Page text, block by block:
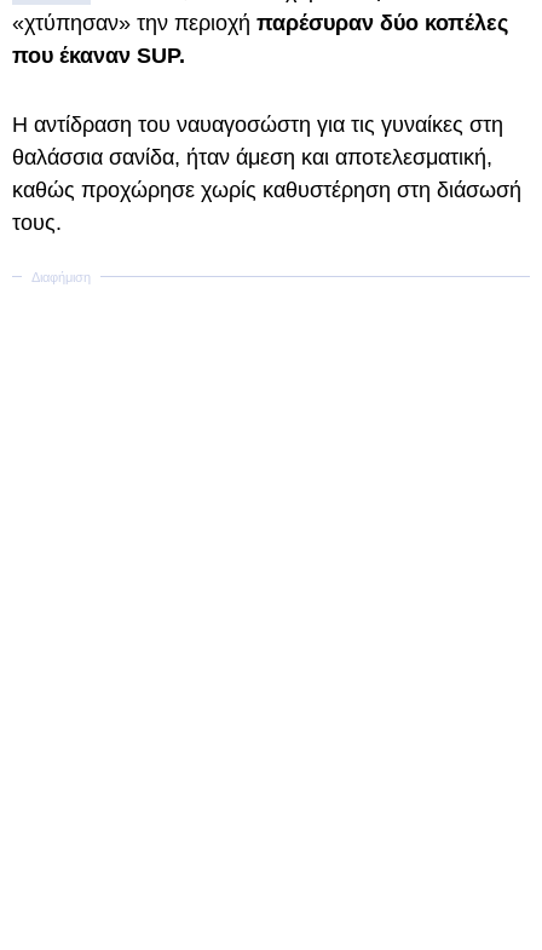
«χτύπησαν» την περιοχή παρέσυραν δύο κοπέλες
που έκαναν SUP.
Η αντίδραση του ναυαγοσώστη για τις γυναίκες στη
θαλάσσια σανίδα, ήταν άμεση και αποτελεσματική,
καθώς προχώρησε χωρίς καθυστέρηση στη διάσωσή
τους.